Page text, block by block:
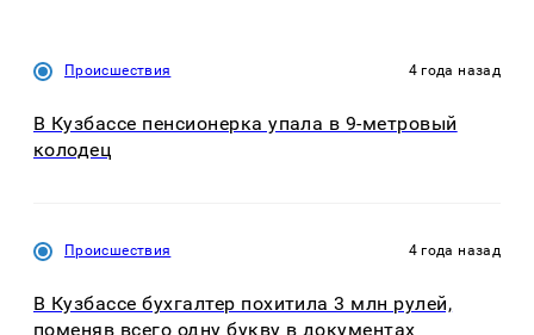
Происшествия 4 года назад
В Кузбассе пенсионерка упала в 9-метровый
колодец
Происшествия 4 года назад
В Кузбассе бухгалтер похитила 3 млн рулей,
поменяв всего одну букву в документах